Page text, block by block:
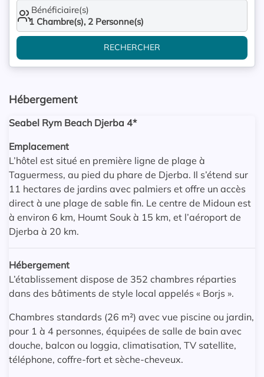
Bénéficiaire(s)
1 Chambre(s), 2 Personne(s)
RECHERCHER
Hébergement
Seabel Rym Beach Djerba 4*
Emplacement
L’hôtel est situé en première ligne de plage à
Taguermess, au pied du phare de Djerba. Il s’étend sur
11 hectares de jardins avec palmiers et offre un accès
direct à une plage de sable fin. Le centre de Midoun est
à environ 6 km, Houmt Souk à 15 km, et l’aéroport de
Djerba à 20 km.
Hébergement
L’établissement dispose de 352 chambres réparties
dans des bâtiments de style local appelés « Borjs ».
Chambres standards (26 m²) avec vue piscine ou jardin,
pour 1 à 4 personnes, équipées de salle de bain avec
douche, balcon ou loggia, climatisation, TV satellite,
téléphone, coffre-fort et sèche-cheveux.